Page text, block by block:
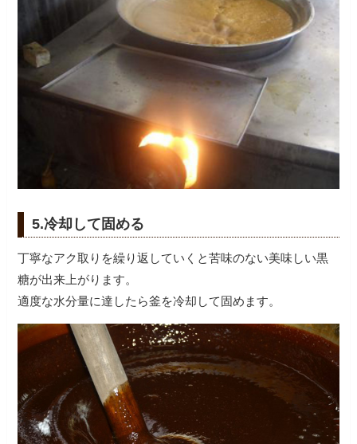
5.冷却して固める
丁寧なアク取りを繰り返していくと苦味のない美味しい黒
糖が出来上がります。
適度な水分量に達したら釜を冷却して固めます。